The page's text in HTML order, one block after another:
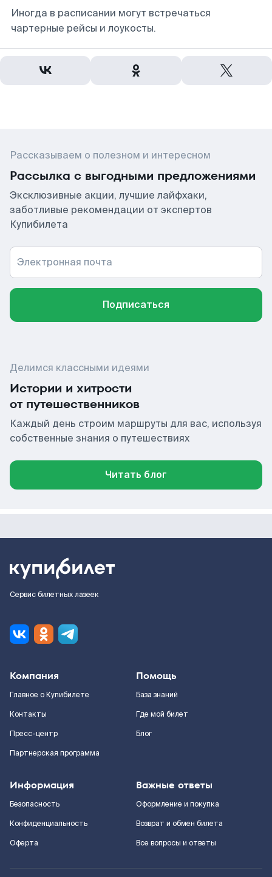
Иногда в расписании могут встречаться
чартерные рейсы и лоукосты.
Рассказываем о полезном и интересном
Рассылка с выгодными предложениями
Эксклюзивные акции, лучшие лайфхаки,
заботливые рекомендации от экспертов
Купибилета
Электронная почта
Подписаться
Делимся классными идеями
Истории и хитрости
от путешественников
Каждый день строим маршруты для вас, используя
собственные знания о путешествиях
Читать блог
Сервис билетных лазеек
Компания
Главное о Купибилете
Контакты
Пресс-центр
Партнерская программа
Помощь
База знаний
Где мой билет
Блог
Информация
Безопасность
Конфиденциальность
Оферта
Важные ответы
Оформление и покупка
Возврат и обмен билета
Все вопросы и ответы